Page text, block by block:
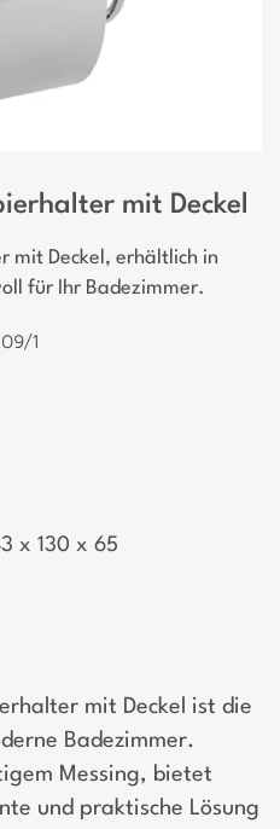
mit Deckel
mit Deckel, erhältlich in
für Ihr Badezimmer.
1
x 130 x 65
mit Deckel ist die
Badezimmer.
Messing, bietet
und praktische Lösung